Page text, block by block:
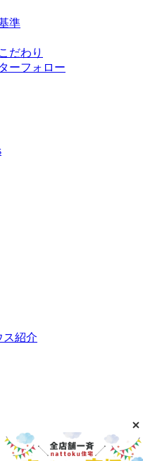
準
だわり
ーフォロー
ス紹介